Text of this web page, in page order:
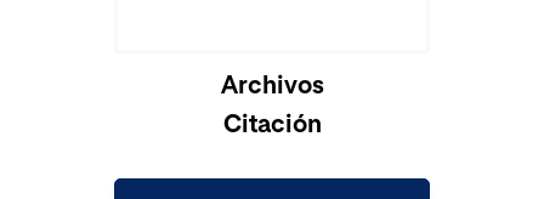
Archivos
Citación